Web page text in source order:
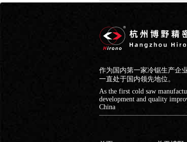
作为国内第一家冷锯生产企
一直处于国内领先地位。
As the first cold saw
development and quality
China